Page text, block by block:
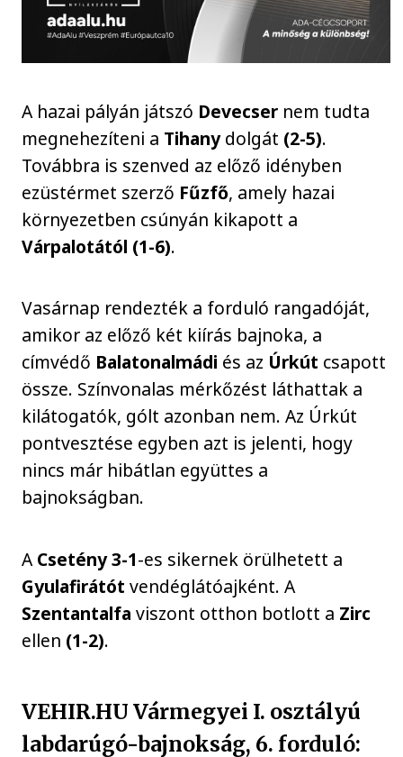
A hazai pályán játszó Devecser nem tudta
megnehezíteni a Tihanydolgát (2-5).
Továbbra is szenved az előző idényben
ezüstérmet szerző Fűzfő, amely hazai
környezetben csúnyán kikapott a
Várpalotától (1-6).
Vasárnap rendezték a forduló rangadóját,
amikor az előző két kiírás bajnoka, a
címvédő Balatonalmádi és az Úrkút csapott
össze. Színvonalas mérkőzést láthattak a
kilátogatók, gólt azonban nem. Az Úrkút
pontvesztése egyben azt is jelenti, hogy
nincs már hibátlan együttes a
bajnokságban.
ACsetény3-1-es sikernek örülhetett a
Gyulafirátótvendéglátóajként. A
Szentantalfaviszont otthon botlott a Zirc
ellen (1-2).
VEHIR.HU Vármegyei I. osztályú
labdarúgó-bajnokság, 6. forduló: